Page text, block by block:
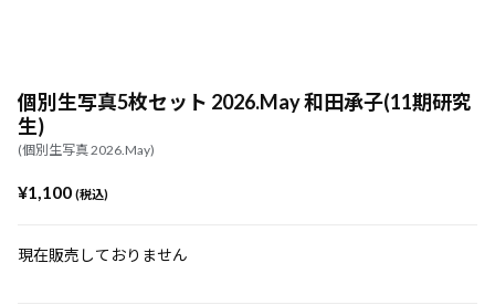
個別生写真5枚セット 2026.May 和田承子(11期研究
生)
(個別生写真 2026.May)
¥1,100 (税込)
現在販売しておりません